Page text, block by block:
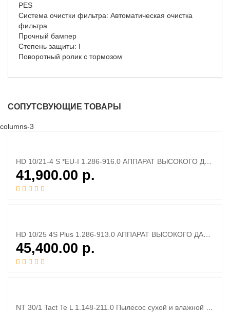
PES
Система очистки фильтра: Автоматическая очистка
фильтра
Прочный бампер
Степень защиты: I
Поворотный ролик с тормозом
СОПУТСВУЮЩИЕ ТОВАРЫ
columns-3
41,900.00 р.
45,400.00 р.